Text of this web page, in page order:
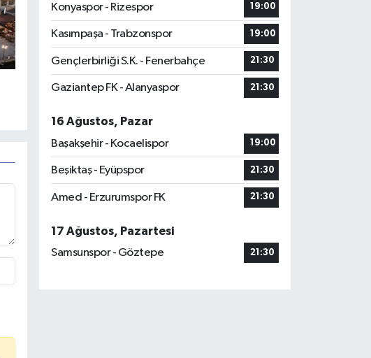
Konyaspor - Rizespor
19:00
Kasımpaşa - Trabzonspor 19:00
Gençlerbirliği S.K. - Fenerbahçe 21:30
Gaziantep FK - Alanyaspor 21:30
16 Ağustos, Pazar
Başakşehir - Kocaelispor
19:00
Beşiktaş - Eyüpspor 21:30
Amed - Erzurumspor FK 21:30
17 Ağustos, Pazartesi
Samsunspor - Göztepe
21:30